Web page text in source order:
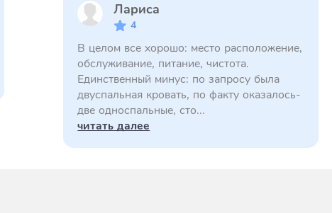
Лариса
4
В целом все хорошо: место расположение,
обслуживание, питание, чистота.
Единственный минус: по запросу была
двуспальная кровать, по факту оказалось-
две односпальные, сто...
читать далее